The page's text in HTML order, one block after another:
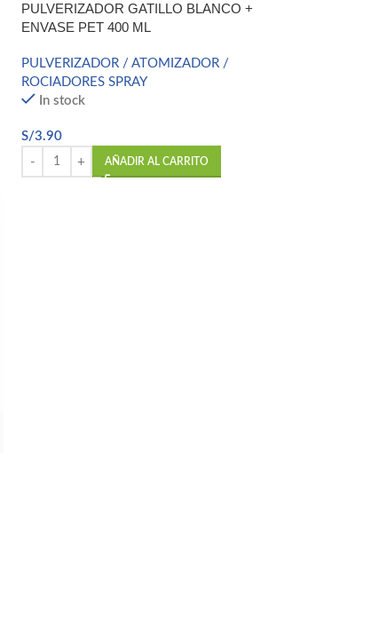
PULVERIZADOR GATILLO BLANCO +
ENVASE PET 400 ML
PULVERIZADOR / ATOMIZADOR /
ROCIADORES SPRAY
In stock
S/3.90
AÑADIR AL CARRITO